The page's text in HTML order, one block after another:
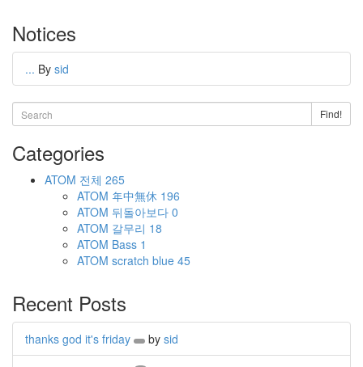
Notices
... By sid
Find!
Categories
ATOM 전체 265
ATOM 年中無休 196
ATOM 뒤돌아보다 0
ATOM 갈무리 18
ATOM Bass 1
ATOM scratch blue 45
Recent Posts
thanks god it's friday by sid